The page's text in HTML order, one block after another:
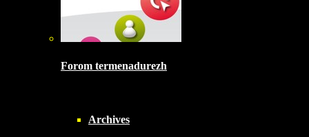
Forom termenadurezh
Archives